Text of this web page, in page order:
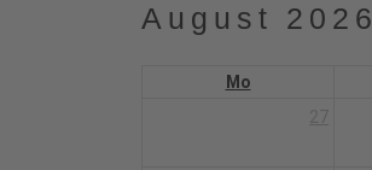
August 2026
Mo